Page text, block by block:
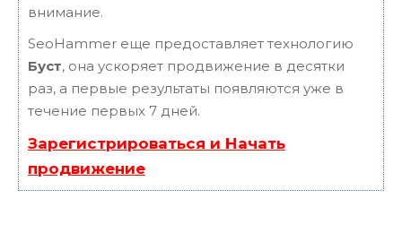
внимание.
SeoHammer еще предоставляет технологию
Буст, она ускоряет продвижение в десятки
раз, а первые результаты появляются уже в
течение первых 7 дней.
Зарегистрироваться и Начать
продвижение